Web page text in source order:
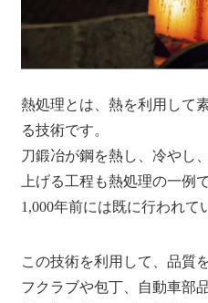
熱処理とは、熱を利用して
る技術です。
刀鍛冶が鋼を熱し、冷やし
上げる工程も熱処理の一例
1,000年前には既に行われて
この技術を利用して、品質
フクラブや包丁、自動車部